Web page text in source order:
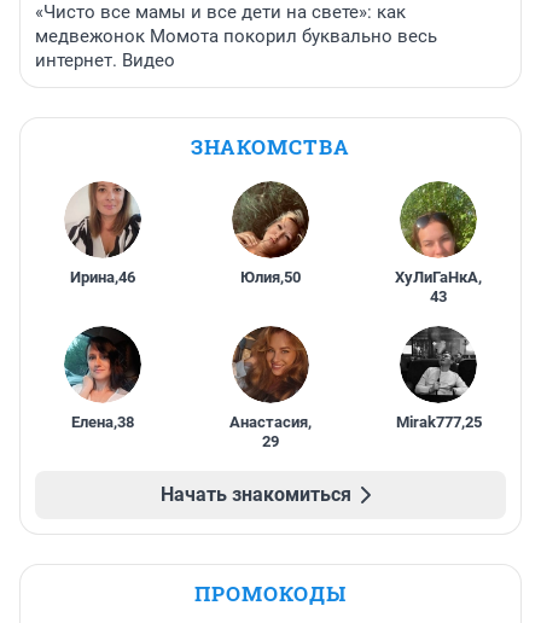
«Чисто все мамы и все дети на свете»: как
медвежонок Момота покорил буквально весь
интернет. Видео
ЗНАКОМСТВА
Ирина,46 Юлия,50 ХуЛиГаНкА,
43
Елена,38 Анастасия,
29
Mirak777,25
Начать знакомиться
ПРОМОКОДЫ